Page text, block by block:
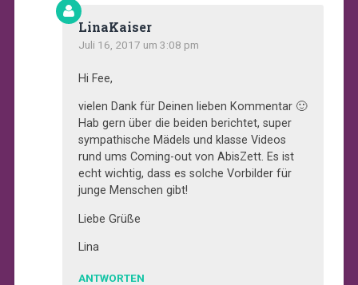
LinaKaiser
Juli 16, 2017 um 3:08 pm
Hi Fee,
vielen Dank für Deinen lieben Kommentar 🙂
Hab gern über die beiden berichtet, super
sympathische Mädels und klasse Videos
rund ums Coming-out von AbisZett. Es ist
echt wichtig, dass es solche Vorbilder für
junge Menschen gibt!
Liebe Grüße
Lina
ANTWORTEN